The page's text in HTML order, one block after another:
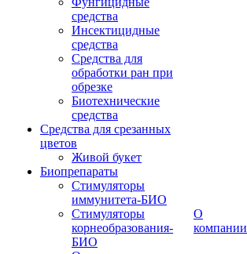
средства
Инсектицидные
средства
Средства для
обработки ран при
обрезке
Биотехнические
средства
Средства для срезанных
цветов
Живой букет
Биопрепараты
Стимуляторы
иммунитета-БИО
Стимуляторы
корнеобразования-
БИО
О
компании